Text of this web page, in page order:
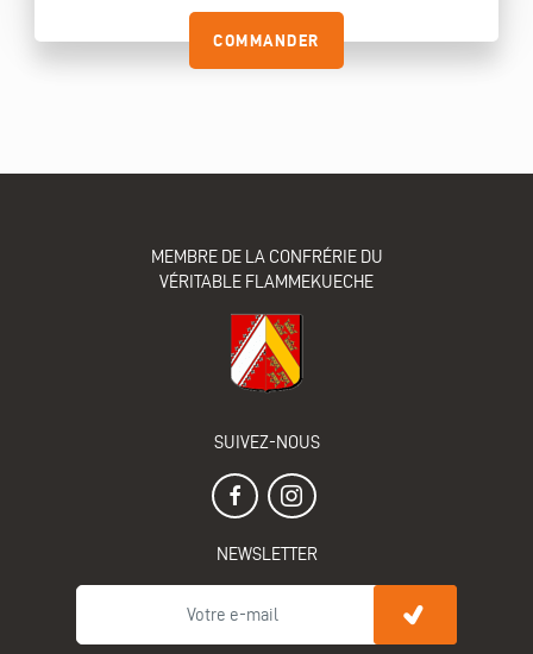
COMMANDER
MEMBRE DE LA CONFRÉRIE DU
VÉRITABLE FLAMMEKUECHE
SUIVEZ-NOUS
NEWSLETTER